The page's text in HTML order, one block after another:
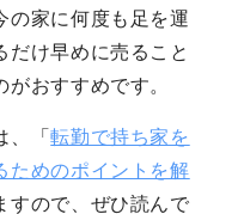
の家に何度も足を運
だけ早めに売ること
おすすめです。
、「転勤で持ち家を
ためのポイントを解
すので、ぜひ読んで